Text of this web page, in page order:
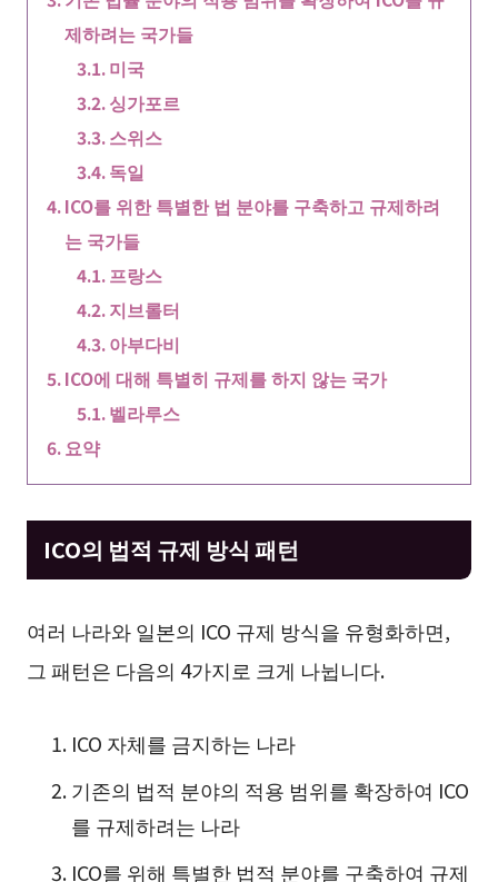
제하려는 국가들
미국
싱가포르
스위스
독일
ICO를 위한 특별한 법 분야를 구축하고 규제하려
는 국가들
프랑스
지브롤터
아부다비
ICO에 대해 특별히 규제를 하지 않는 국가
벨라루스
요약
ICO의 법적 규제 방식 패턴
여러 나라와 일본의 ICO 규제 방식을 유형화하면,
그 패턴은 다음의 4가지로 크게 나뉩니다.
ICO 자체를 금지하는 나라
기존의 법적 분야의 적용 범위를 확장하여 ICO
를 규제하려는 나라
ICO를 위해 특별한 법적 분야를 구축하여 규제